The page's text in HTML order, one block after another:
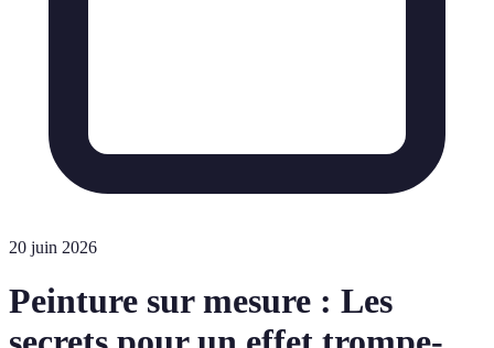
20 juin 2026
Peinture sur mesure : Les